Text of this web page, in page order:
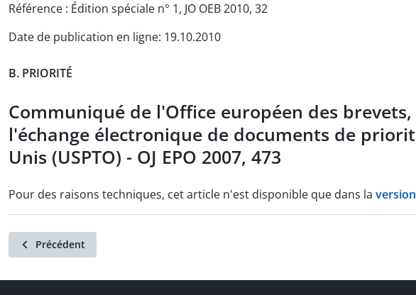
Référence : Édition spéciale n° 1, JO OEB 2010, 32
Date de publication en ligne: 19.10.2010
B. PRIORITÉ
Communiqué de l'Office européen des
l'échange électronique de documents de
Unis (USPTO) - OJ EPO 2007, 473
Pour des raisons techniques, cet article n'est disponible que dans la
Précédent